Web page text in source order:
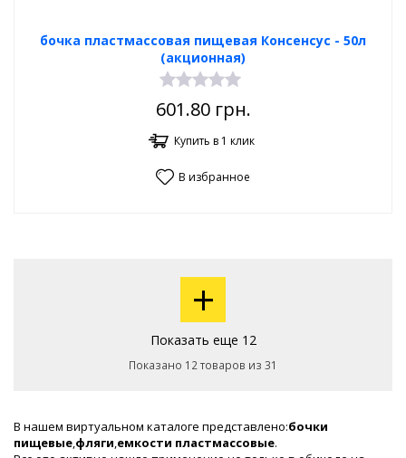
бочка пластмассовая пищевая Консенсус - 50л
(акционная)
601.80грн.
Купить в 1 клик
В избранное
+
Показать еще 12
Показано 12 товаров из 31
В нашем виртуальном каталоге представлено:бочки
пищевые,фляги,емкости пластмассовые.